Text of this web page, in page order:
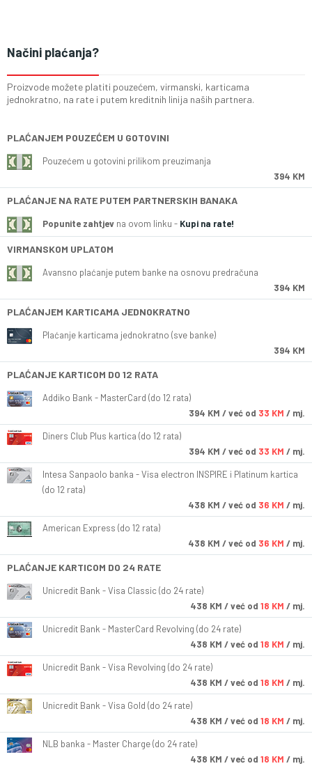
Načini plaćanja?
Proizvode možete platiti pouzećem, virmanski, karticama
jednokratno, na rate i putem kreditnih linija naših partnera.
PLAĆANJEM POUZEĆEM U GOTOVINI
Pouzećem u gotovini prilikom preuzimanja
394 KM
PLAĆANJE NA RATE PUTEM PARTNERSKIH BANAKA
Popunite zahtjev na ovom linku - Kupi na rate!
VIRMANSKOM UPLATOM
Avansno plaćanje putem banke na osnovu predračuna
394 KM
PLAĆANJEM KARTICAMA JEDNOKRATNO
Plaćanje karticama jednokratno (sve banke)
394 KM
PLAĆANJE KARTICOM DO 12 RATA
Addiko Bank - MasterCard (do 12 rata)
394 KM / već od 33 KM / mj.
Diners Club Plus kartica (do 12 rata)
394 KM / već od 33 KM / mj.
Intesa Sanpaolo banka - Visa electron INSPIRE i Platinum kartica
(do 12 rata)
438 KM / već od 36 KM / mj.
American Express (do 12 rata)
438 KM / već od 36 KM / mj.
PLAĆANJE KARTICOM DO 24 RATE
Unicredit Bank - Visa Classic (do 24 rate)
438 KM / već od 18 KM / mj.
Unicredit Bank - MasterCard Revolving (do 24 rate)
438 KM / već od 18 KM / mj.
Unicredit Bank - Visa Revolving (do 24 rate)
438 KM / već od 18 KM / mj.
Unicredit Bank - Visa Gold (do 24 rate)
438 KM / već od 18 KM / mj.
NLB banka - Master Charge (do 24 rate)
438 KM / već od 18 KM / mj.